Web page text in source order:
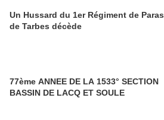
Un Hussard du 1er Régiment de Paras
de Tarbes décède
77ème ANNEE DE LA 1533° SECTION
BASSIN DE LACQ ET SOULE